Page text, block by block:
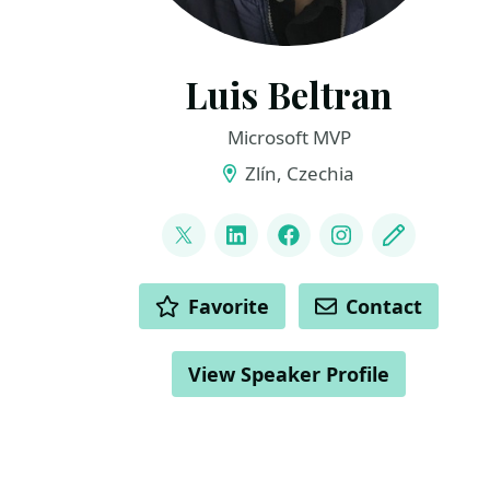
Luis Beltran
Microsoft MVP
Zlín, Czechia
@darkicebeam
LinkedInFacebookInstagram
Blog
ACTIONS Favorite Contact
View Speaker Profile